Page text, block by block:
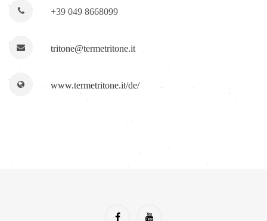
+39 049 8668099
tritone@termetritone.it
www.termetritone.it/de/